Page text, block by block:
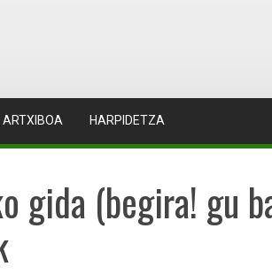
ARTXIBOA HARPIDETZA
gida (begira! gu